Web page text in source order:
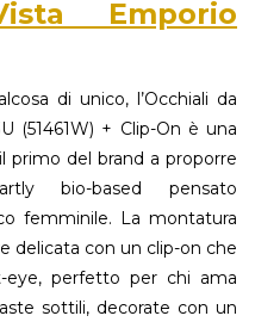
Emporio
di unico, l’Occhiali da
(51461W) + Clip-On è una
primo del brand a proporre
bio-based pensato
femminile. La montatura
delicata con un clip-on che
eye, perfetto per chi ama
sottili, decorate con un